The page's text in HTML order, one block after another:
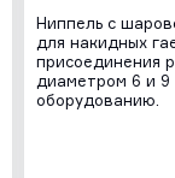
Ниппель с
для накидных
присоединения
диаметром 6 и 9
оборудованию.